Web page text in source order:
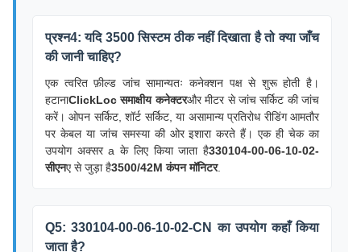
प्रश्न4: यदि 3500 सिस्टम ठीक नहीं दिखाता है तो क्या जाँच
की जानी चाहिए?
एक त्वरित फ़ील्ड जांच सामान्यतः कनेक्शन पक्ष से शुरू होती है।
हटानाClickLoc समाक्षीय कनेक्टरऔर मीटर से जांच सर्किट की जांच
करें। ओपन सर्किट, शॉर्ट सर्किट, या असामान्य प्रतिरोध रीडिंग आमतौर
पर केबल या जांच समस्या की ओर इशारा करते हैं। एक ही चेक का
उपयोग अक्सर a के लिए किया जाता है330104-00-06-10-02-
सीएनए से जुड़ा है3500/42M कंपन मॉनिटर.
Q5: 330104-00-06-10-02-CN का उपयोग कहाँ किया
जाता है?